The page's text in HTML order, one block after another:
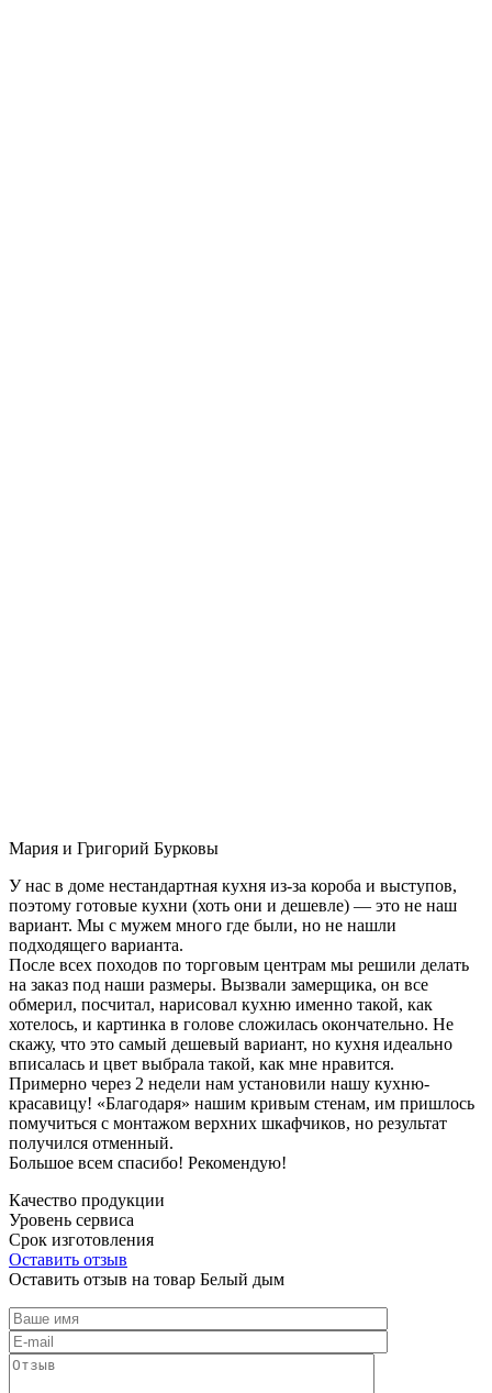
Мария и Григорий Бурковы
У нас в доме нестандартная кухня из-за короба и выступов,
поэтому готовые кухни (хоть они и дешевле) — это не наш
вариант. Мы с мужем много где были, но не нашли
подходящего варианта.
После всех походов по торговым центрам мы решили делать
на заказ под наши размеры. Вызвали замерщика, он все
обмерил, посчитал, нарисовал кухню именно такой, как
хотелось, и картинка в голове сложилась окончательно. Не
скажу, что это самый дешевый вариант, но кухня идеально
вписалась и цвет выбрала такой, как мне нравится.
Примерно через 2 недели нам установили нашу кухню-
красавицу! «Благодаря» нашим кривым стенам, им пришлось
помучиться с монтажом верхних шкафчиков, но результат
получился отменный.
Большое всем спасибо! Рекомендую!
Качество продукции
Уровень сервиса
Срок изготовления
Оставить отзыв
Оставить отзыв на товар Белый дым